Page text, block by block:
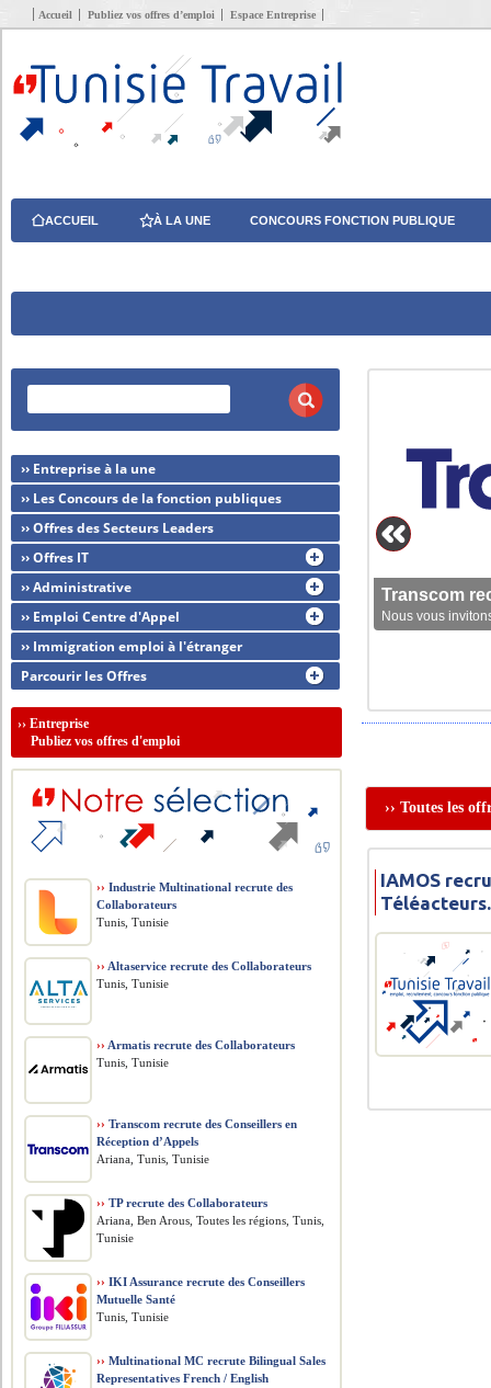
Accueil Publiez vos offres d’emploi Espace Entreprise
ACCUEIL À LA UNE CONCOURS FONCTION PUBLIQUE
Transcom
Nous vous
›› Toutes les
IAMOS
›› Entreprise à la une
›› Les Concours de la fonction publiques
›› Offres des Secteurs Leaders
›› Offres IT
›› Administrative
›› Emploi Centre d'Appel
›› Immigration emploi à l'étranger
Parcourir les Offres
››Entreprise
Publiez vos offres d'emploi
›› Industrie Multinational recrute des
Collaborateurs
Tunis, Tunisie
›› Altaservice recrute des Collaborateurs
Tunis, Tunisie
›› Armatis recrute des Collaborateurs
Tunis, Tunisie
›› Transcom recrute des Conseillers en
Réception d’Appels
Ariana, Tunis, Tunisie
›› TP recrute des Collaborateurs
Ariana, Ben Arous, Toutes les régions, Tunis,
Tunisie
›› IKI Assurance recrute des Conseillers
Mutuelle Santé
Tunis, Tunisie
›› Multinational MC recrute Bilingual Sales
Representatives French / English